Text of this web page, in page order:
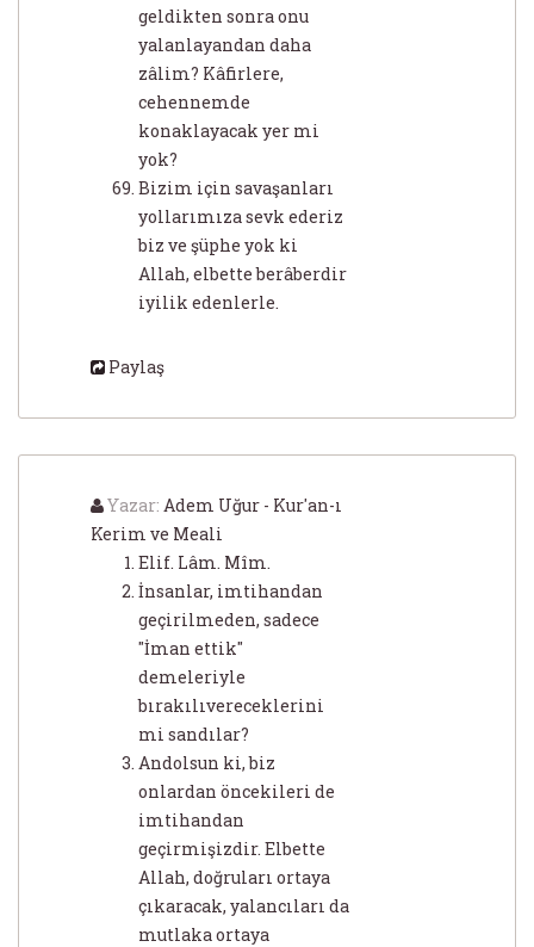
geldikten sonra onu
yalanlayandan daha
zâlim? Kâfirlere,
cehennemde
konaklayacak yer mi
yok?
Bizim için savaşanları
yollarımıza sevk ederiz
biz ve şüphe yok ki
Allah, elbette berâberdir
iyilik edenlerle.
Paylaş
Yazar: Adem Uğur - Kur'an-ı
Kerim ve Meali
Elif. Lâm. Mîm.
İnsanlar, imtihandan
geçirilmeden, sadece
"İman ettik"
demeleriyle
bırakılıvereceklerini
mi sandılar?
Andolsun ki, biz
onlardan öncekileri de
imtihandan
geçirmişizdir. Elbette
Allah, doğruları ortaya
çıkaracak, yalancıları da
mutlaka ortaya